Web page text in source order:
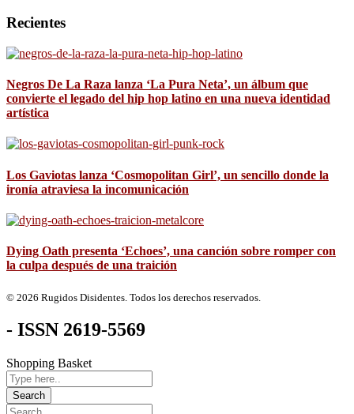
Recientes
Negros De La Raza lanza ‘La Pura Neta’, un álbum que
convierte el legado del hip hop latino en una nueva identidad
artística
Los Gaviotas lanza ‘Cosmopolitan Girl’, un sencillo donde la
ironía atraviesa la incomunicación
Dying Oath presenta ‘Echoes’, una canción sobre romper con
la culpa después de una traición
© 2026 Rugidos Disidentes. Todos los derechos reservados.
- ISSN 2619-5569
Shopping Basket